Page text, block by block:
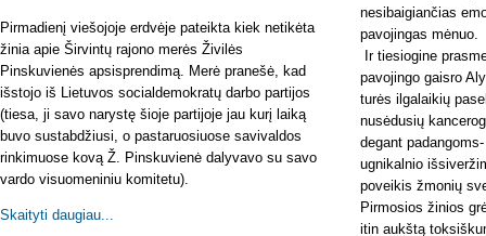
Pirmadienį viešojoje erdvėje pateikta kiek netikėta
žinia apie Širvintų rajono merės Živilės
Pinskuvienės apsisprendimą. Merė pranešė, kad
išstojo iš Lietuvos socialdemokratų darbo partijos
(tiesa, ji savo narystę šioje partijoje jau kurį laiką
buvo sustabdžiusi, o pastaruosiuose savivaldos
rinkimuose kovą Ž. Pinskuvienė dalyvavo su savo
vardo visuomeniniu komitetu).
Skaityti daugiau...
nesibaigiančias
pavojingas mėnuo.
Ir tiesiogine
pavojingo gaisro
turės ilgalaikių
nusėdusių
degant
ugnikalnio
poveikis žmonių
Pirmosios žinios
itin aukštą